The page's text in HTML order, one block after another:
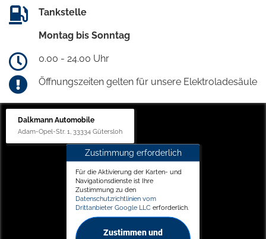
Tankstelle
Montag bis Sonntag
0.00 - 24.00 Uhr
Öffnungszeiten gelten für unsere Elektroladesäule
Dalkmann Automobile
Adam-Opel-Str. 1, 33334 Gütersloh
Zustimmung erforderlich
Für die Aktivierung der Karten- und
Navigationsdienste ist Ihre
Zustimmung zu den
Datenschutzrichtlinien vom
Drittanbieter Google LLC erforderlich.
Zustimmen und